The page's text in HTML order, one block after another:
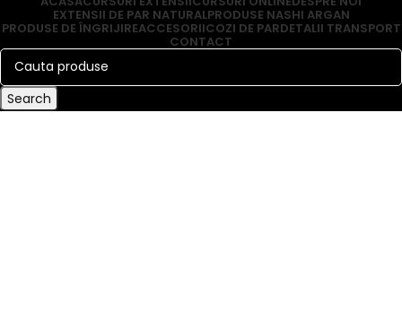
EXTENSII DE PAR NATURALPRODUSE NASHI ARGAN
PRODUSE DE ÎNGRIJIREACCESORIICOZI DE PARDETALII TRANSPORT
CONTACT
Search